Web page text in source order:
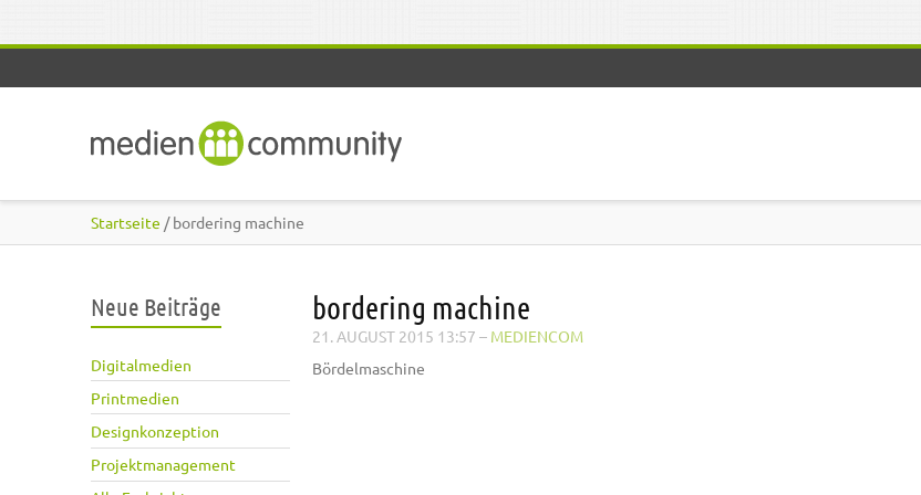
Startseite / bordering machine
Neue Beiträge
Digitalmedien
Printmedien
Designkonzeption
Projektmanagement
bordering machine
21. AUGUST 2015 13:57 – MEDIENCOM
Bördelmaschine